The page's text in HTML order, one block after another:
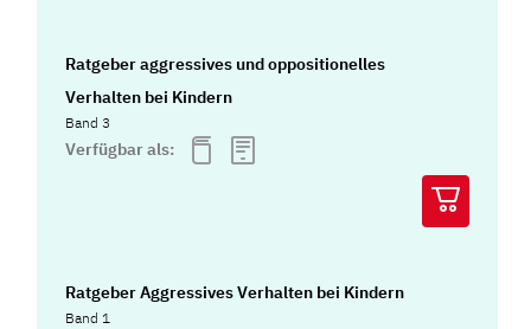
Ratgeber aggressives und oppositionelles
Verhalten bei Kindern
Band 3
Verfügbar als:
Ratgeber Aggressives Verhalten bei Kindern
Band 1